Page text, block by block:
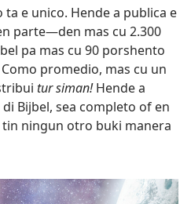
e unico. Hende a publica e
parte—den mas cu 2.300
pa mas cu 90 porshento
promedio, mas cu un
tur siman!Hende a
Bijbel, sea completo of en
tin ningun otro buki manera